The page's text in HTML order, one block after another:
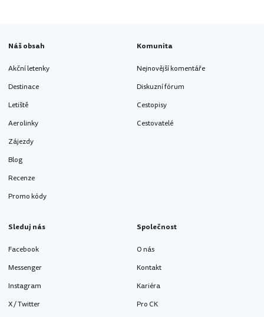
Náš obsah
Akční letenky
Destinace
Letiště
Aerolinky
Zájezdy
Blog
Recenze
Promo kódy
Komunita
Nejnovější komentáře
Diskuzní fórum
Cestopisy
Cestovatelé
Sleduj nás
Facebook
Messenger
Instagram
X / Twitter
Společnost
O nás
Kontakt
Kariéra
Pro CK